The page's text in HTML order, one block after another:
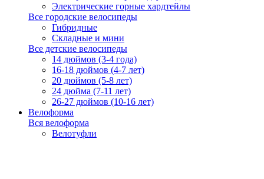
Электрические горные хардтейлы
Все городские велосипеды
Гибридные
Складные и мини
Все детские велосипеды
14 дюймов (3-4 года)
16-18 дюймов (4-7 лет)
20 дюймов (5-8 лет)
24 дюйма (7-11 лет)
26-27 дюймов (10-16 лет)
Велоформа
Вся велоформа
Велотуфли